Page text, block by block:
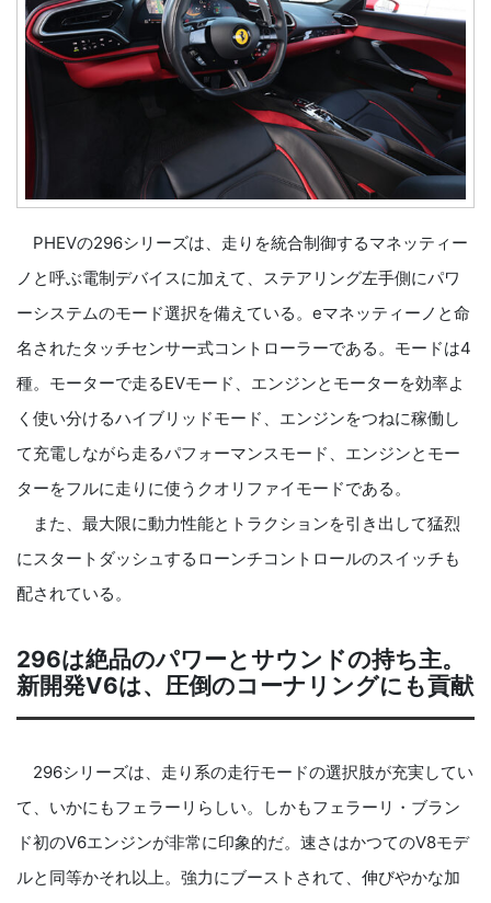
PHEVの296シリーズは、走りを統合制御するマネッティー
ノと呼ぶ電制デバイスに加えて、ステアリング左手側にパワ
ーシステムのモード選択を備えている。eマネッティーノと命
名されたタッチセンサー式コントローラーである。モードは4
種。モーターで走るEVモード、エンジンとモーターを効率よ
く使い分けるハイブリッドモード、エンジンをつねに稼働し
て充電しながら走るパフォーマンスモード、エンジンとモー
ターをフルに走りに使うクオリファイモードである。
また、最大限に動力性能とトラクションを引き出して猛烈
にスタートダッシュするローンチコントロールのスイッチも
配されている。
296は絶品のパワーとサウンドの持ち主。
新開発V6は、圧倒のコーナリングにも貢献
296シリーズは、走り系の走行モードの選択肢が充実してい
て、いかにもフェラーリらしい。しかもフェラーリ・ブラン
ド初のV6エンジンが非常に印象的だ。速さはかつてのV8モデ
ルと同等かそれ以上。強力にブーストされて、伸びやかな加